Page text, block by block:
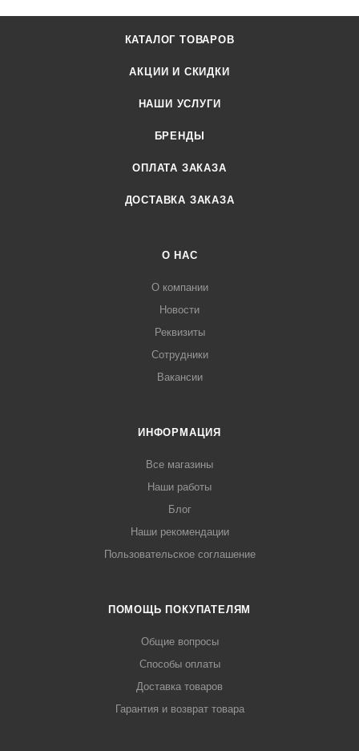
КАТАЛОГ ТОВАРОВ
АКЦИИ И СКИДКИ
НАШИ УСЛУГИ
БРЕНДЫ
ОПЛАТА ЗАКАЗА
ДОСТАВКА ЗАКАЗА
О НАС
О компании
Новости
Реквизиты
Сотрудники
Вакансии
ИНФОРМАЦИЯ
Все магазины
Наши работы
Блог
Наши рекомендации
Пользовательское соглашение
ПОМОЩЬ ПОКУПАТЕЛЯМ
Общие вопросы
Способы оплаты
Доставка товаров
Гарантия и возврат товара